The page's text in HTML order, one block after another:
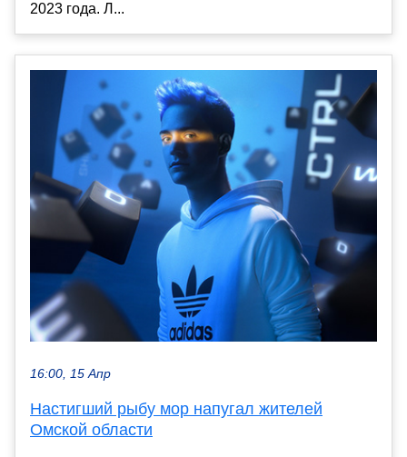
2023 года. Л...
16:00, 15 Апр
Настигший рыбу мор напугал жителей
Омской области